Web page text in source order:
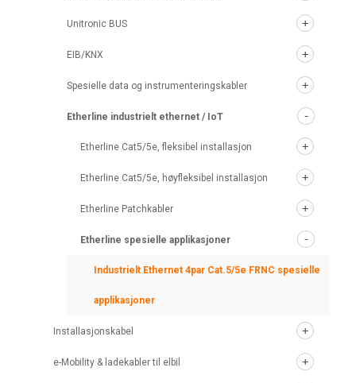
Unitronic BUS
EIB/KNX
Spesielle data og instrumenteringskabler
Etherline industrielt ethernet / IoT
Etherline Cat5/5e, fleksibel installasjon
Etherline Cat5/5e, høyfleksibel installasjon
Etherline Patchkabler
Etherline spesielle applikasjoner
Industrielt Ethernet 4par Cat.5/5e FRNC spesielle
applikasjoner
Installasjonskabel
e-Mobility & ladekabler til elbil